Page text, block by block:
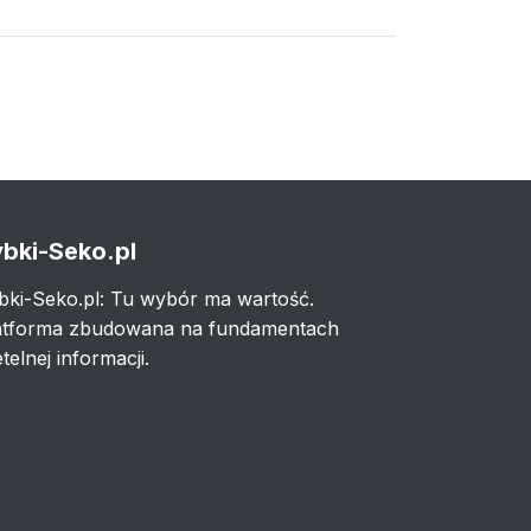
Seko.pl
Seko.pl: Tu wybór ma wartość.
zbudowana na fundamentach
informacji.